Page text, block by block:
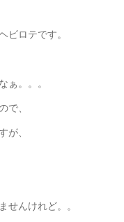
ビロテです。
ぁ。。。
で、
が、
せんけれど。。